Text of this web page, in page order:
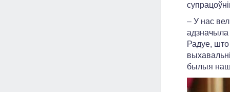
– У нас
адзначыла
Радуе,
былыя